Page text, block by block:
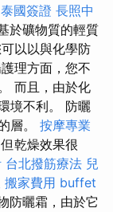
泰國簽證 長照中
於礦物質的輕質
以以與化學防
理方面，您不
而且，由於化
境不利。 防曬
層。 按摩專業
乾燥效果很
台北撥筋療法 兒
搬家費用 buffet
防曬霜，由於它